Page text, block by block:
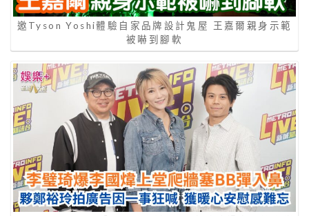
邀Tyson Yoshi體驗自家品牌設計鬼屋 王嘉爾親身示範
被嚇到腳軟